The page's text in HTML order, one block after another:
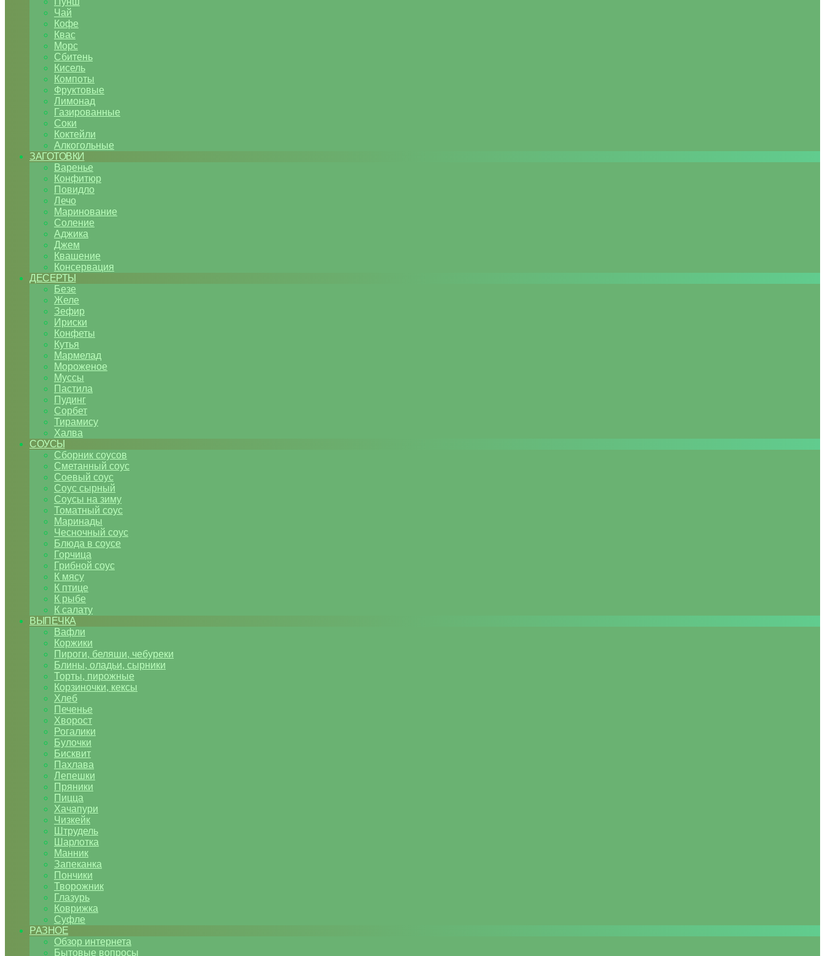
Чай
Кофе
Квас
Морс
Сбитень
Кисель
Компоты
Фруктовые
Лимонад
Газированные
Соки
Коктейли
Алкогольные
ЗАГОТОВКИ
Варенье
Конфитюр
Повидло
Лечо
Маринование
Соление
Аджика
Джем
Квашение
Консервация
ДЕСЕРТЫ
Безе
Желе
Зефир
Ириски
Конфеты
Кутья
Мармелад
Мороженое
Муссы
Пастила
Пудинг
Сорбет
Тирамису
Халва
СОУСЫ
Сборник соусов
Сметанный соус
Соевый соус
Соус сырный
Соусы на зиму
Томатный соус
Маринады
Чесночный соус
Блюда в соусе
Горчица
Грибной соус
К мясу
К птице
К рыбе
К салату
ВЫПЕЧКА
Вафли
Коржики
Пироги, беляши, чебуреки
Блины, оладьи, сырники
Торты, пирожные
Корзиночки, кексы
Хлеб
Печенье
Хворост
Рогалики
Булочки
Бисквит
Пахлава
Лепешки
Пряники
Пицца
Хачапури
Чизкейк
Штрудель
Шарлотка
Манник
Запеканка
Пончики
Творожник
Глазурь
Коврижка
Суфле
РАЗНОЕ
Обзор интернета
Бытовые вопросы